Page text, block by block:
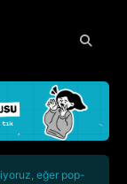
eğer pop-